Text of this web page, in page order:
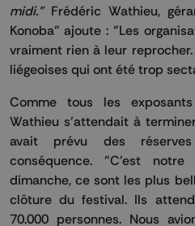
midi."Frédéric Wathieu,
Konoba" ajoute : "Les
vraiment rien à leur
liégeoises qui ont été trop
Comme tous les
Wathieu s’attendait à
avait prévu des
conséquence. "C'est
dimanche, ce sont les plus
clôture du festival. Ils
70.000 personnes. Nous